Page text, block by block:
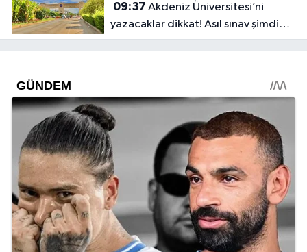
09:37
yazacaklar dikkat! Asıl sınav şimdi
başlıyor